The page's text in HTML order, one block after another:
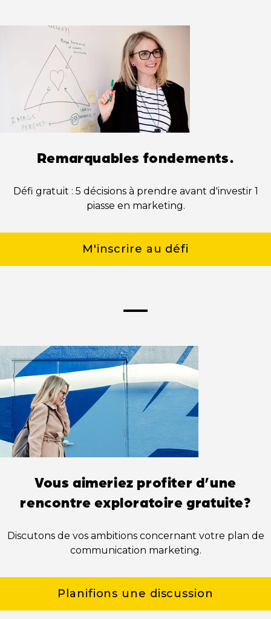
Remarquables fondements.
Défi gratuit : 5 décisions à prendre avant d'investir 1
piasse en marketing.
M'inscrire au défi
Vous aimeriez profiter d’une
rencontre exploratoire gratuite?
Discutons de vos ambitions concernant votre plan de
communication marketing.
Planifions une discussion